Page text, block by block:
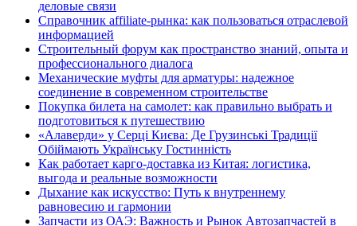
деловые связи
Справочник affiliate-рынка: как пользоваться отраслевой
информацией
Строительный форум как пространство знаний, опыта и
профессионального диалога
Механические муфты для арматуры: надежное
соединение в современном строительстве
Покупка билета на самолет: как правильно выбрать и
подготовиться к путешествию
«Алаверди» у Серці Києва: Де Грузинські Традиції
Обіймають Українську Гостинність
Как работает карго-доставка из Китая: логистика,
выгода и реальные возможности
Дыхание как искусство: Путь к внутреннему
равновесию и гармонии
Запчасти из ОАЭ: Важность и Рынок Автозапчастей в